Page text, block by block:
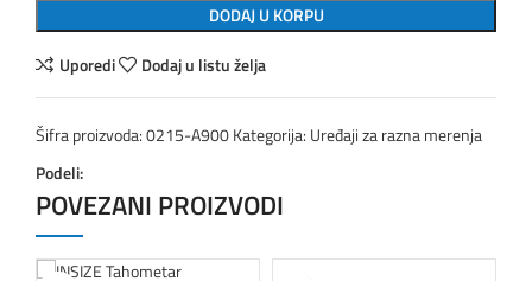
DODAJ U KORPU
Uporedi
Dodaj u listu želja
Šifra proizvoda:0215-A900Kategorija: Uređaji za razna merenja
Podeli:
POVEZANI PROIZVODI